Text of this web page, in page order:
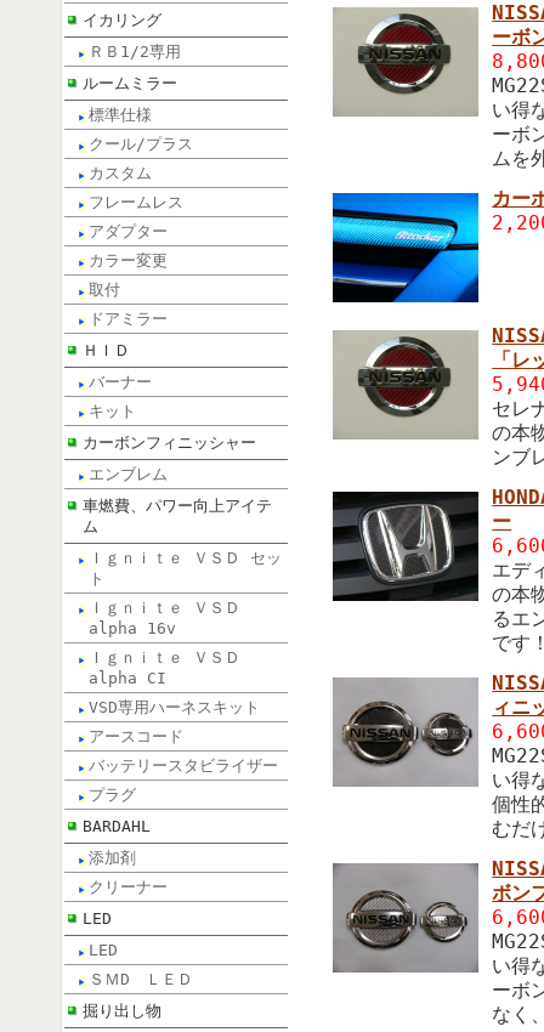
イカリング
ＲＢ1/2専用
ルームミラー
標準仕様
クール/プラス
カスタム
フレームレス
アダプター
カラー変更
取付
ドアミラー
ＨＩＤ
バーナー
キット
カーボンフィニッシャー
エンブレム
車燃費、パワー向上アイテ
ム
Ｉｇｎｉｔｅ ＶＳＤ セッ
ト
Ｉｇｎｉｔｅ ＶＳＤ
alpha 16v
Ｉｇｎｉｔｅ ＶＳＤ
alpha CI
VSD専用ハーネスキット
アースコード
バッテリースタビライザー
プラグ
BARDAHL
添加剤
クリーナー
LED
LED
ＳＭD ＬＥＤ
掘り出し物
ーボ
い得
ーボ
ムを
カー
「
セレ
の本
ンブ
ー
エデ
の本
るエ
です
ィニ
い得
個性
むだ
ボン
い得
ーボ
なく